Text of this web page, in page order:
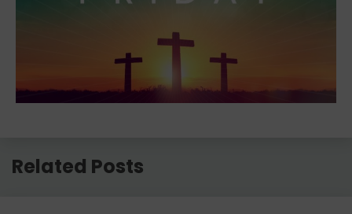
Related Posts